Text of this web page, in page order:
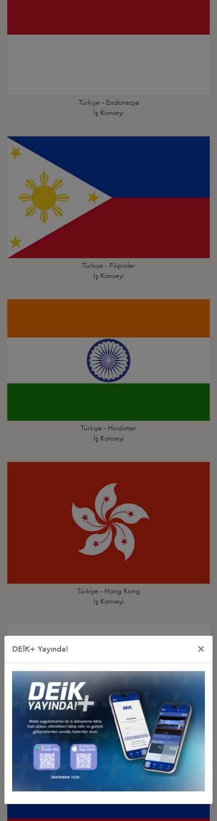
Türkiye - Endonezya
İş Konseyi
Türkiye - Filipinler
İş Konseyi
Türkiye - Hindistan
İş Konseyi
Türkiye - Hong Kong
İş Konseyi
Türkiye - Japonya
İş Konseyi
DEİK+ Yayında! ×